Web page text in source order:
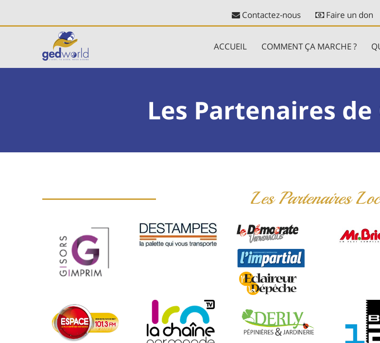
Contactez-nous Faire un don
ACCUEIL COMMENT ÇA MARCHE ?
Les Partenaires de
Les Partenaires